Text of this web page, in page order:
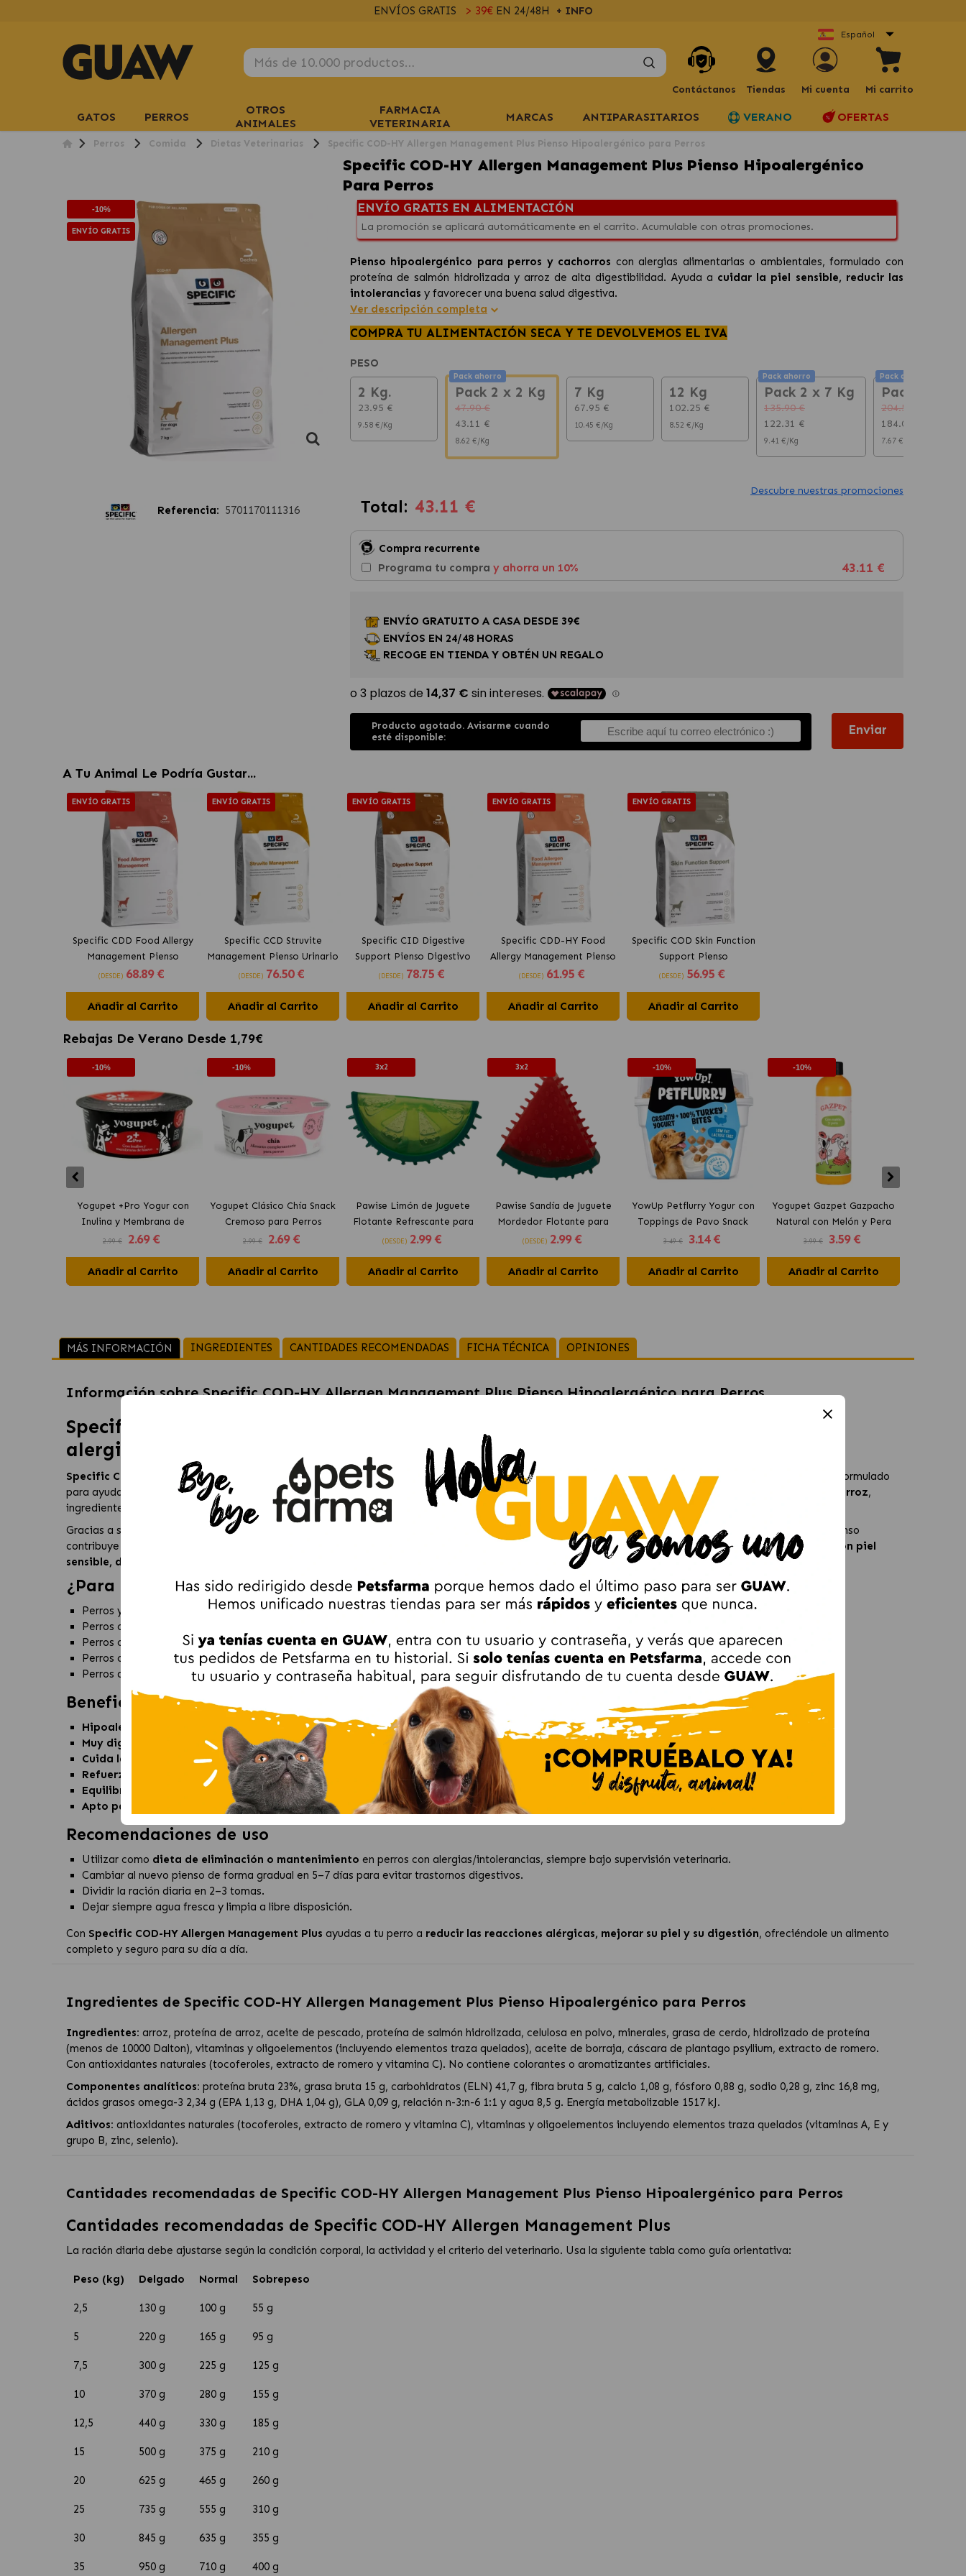
ENVÍOS GRATIS > 39€EN 24/48H + INFO
Español
Contáctanos Tiendas Mi cuenta Mi carrito
GATOS PERROS
OTROS
ANIMALES
FARMACIA
VETERINARIA
MARCAS ANTIPARASITARIOS VERANO OFERTAS
Perros Comida Dietas Veterinarias Specific COD-HY Allergen Management Plus Pienso Hipoalergénico para Perros
Specific COD-HY Allergen Management Plus Pienso Hipoalergénico
Para Perros
-10%
ENVÍO GRATIS
Referencia: 5701170111316
ENVÍO GRATIS EN ALIMENTACIÓN
La promoción se aplicará automáticamente en el carrito. Acumulable con otras promociones.
Pienso hipoalergénico para perros y cachorros con alergias alimentarias o ambientales, formulado con
proteína de salmón hidrolizada y arroz de alta digestibilidad. Ayuda a cuidar la piel sensible, reducir las
intolerancias y favorecer una buena salud digestiva.
Ver descripción completa
COMPRA TU ALIMENTACIÓN SECA Y TE DEVOLVEMOS EL IVA
PESO
2 Kg.
23.95 €
9.58 €/Kg
Pack ahorro
Pack 2 x 2 Kg
47.90 €
43.11 €
8.62 €/Kg
7 Kg
67.95 €
10.45 €/Kg
12 Kg
102.25 €
8.52 €/Kg
Pack ahorro
Pack 2 x 7 Kg
135.90 €
122.31 €
9.41 €/Kg
Pack ahorro
Pack 2 x 12
204.50 €
184.05 €
7.67 €/Kg
Descubre nuestras promociones
Total: 43.11 €
Compra recurrente
Programa tu compra y ahorra un 10% 43.11 €
ENVÍO GRATUITO A CASA DESDE 39€
ENVÍOS EN 24/48 HORAS
RECOGE EN TIENDA Y OBTÉN UN REGALO
Producto agotado. Avisarme cuando
esté disponible:
Enviar
A Tu Animal Le Podría Gustar...
ENVÍO GRATIS
Specific CDD Food Allergy
Management Pienso
Hipoalergénico para Perros
(DESDE) 68.89 €
Añadir al Carrito
ENVÍO GRATIS
Specific CCD Struvite
Management Pienso Urinario
para Perros
(DESDE) 76.50 €
Añadir al Carrito
ENVÍO GRATIS
Specific CID Digestive
Support Pienso Digestivo
para Perros
(DESDE) 78.75 €
Añadir al Carrito
ENVÍO GRATIS
Specific CDD-HY Food
Allergy Management Pienso
Hipoalergénico para Perros
(DESDE) 61.95 €
Añadir al Carrito
ENVÍO GRATIS
Specific COD Skin Function
Support Pienso
Dermatólogico para Perros
(DESDE) 56.95 €
Añadir al Carrito
Rebajas De Verano Desde 1,79€
-10%
Yogupet +Pro Yogur con
Inulina y Membrana de
Huevo para Perros y Gatos
2.99 € 2.69 €
Añadir al Carrito
-10%
Yogupet Clásico Chía Snack
Cremoso para Perros
2.99 € 2.69 €
Añadir al Carrito
3x2
Pawise Limón de Juguete
Flotante Refrescante para
Perros 12 cm
(DESDE) 2.99 €
Añadir al Carrito
3x2
Pawise Sandía de Juguete
Mordedor Flotante para
Perros 10 cm
(DESDE) 2.99 €
Añadir al Carrito
-10%
YowUp Petflurry Yogur con
Toppings de Pavo Snack
para Perros
3.49 € 3.14 €
Añadir al Carrito
-10%
Yogupet Gazpet Gazpacho
Natural con Melón y Pera
para Perros y Gatos
3.99 € 3.59 €
Añadir al Carrito
MÁS INFORMACIÓN INGREDIENTES CANTIDADES RECOMENDADAS FICHA TÉCNICA OPINIONES
Información sobreSpecific COD-HY Allergen Management Plus Pienso Hipoalergénico para Perros
Specific COD-HY Allergen Management Plus: pienso hipoalergénico para perros con
alergias e intolerancias
Specific COD-HY Allergen Management Pluses unpienso hipoalergénico para perros adultos, senior y cachorros
de cualquier raza, especialmente formulado
para ayudar en casos dealergias alimentarias, intolerancias y sensibilidades ambientales . Su receta se basa enproteína de salmón hidrolizada y arroz,
ingredientes altamente digestibles y de baja alergenicidad que ayudan a reducir el riesgo de reacciones adversas al alimento.
Gracias a su contenido elevado en
ácidos grasos poliinsaturados (EPA, DHA y GLA) , así como en vitaminas A, E y del grupo B, zinc y selenio
, este pienso
contribuye a reforzar la barrera cutánea, mejorar la calidad del pelaje y favorecer una respuesta inmunitaria equilibrada. Es una opción ideal paraperros con piel
sensible, dermatitis asociadas a alergias o diarrea del intestino delgado
¿Para qué perros está indicado Specific Allergen Management Plus COD-HY?
Perros y cachorros con alergias o intolerancias alimentarias.
Perros con
Perros con
problemas digestivoscomo diarrea en el intestino delgado.
Perros con
piel delicada, enrojecida o con picores recurrentes.
Perros que necesitan refuerzo del sistema inmuney soporte de la piel y el pelo.
Beneficios de Specific Allergen Management Plus COD-HY
Hipoalergénico:
con proteína de salmón hidrolizada y arroz para minimizar las reacciones adversas al alimento.
Muy digestible:
formulado para favorecer una óptima absorción de nutrientes en perros con intestino delicado.
Cuida la piel y el pelo:EPA, DHA, GLA, zinc, selenio y vitaminas A, E y B para una piel sana y un pelaje brillante.
Refuerza el sistema inmunitario:perfil nutricional orientado al soporte de las defensas naturales.
Equilibrio inflamatorio: los ácidos grasos omega-3 ayudan a modular la respuesta inflamatoria en procesos alérgicos.
Apto para todas las edades:indicado paraperros adultos, senior y cachorrosbajo recomendación veterinaria.
Recomendaciones de uso
Utilizar como dieta de eliminación o mantenimiento en perros con alergias/intolerancias, siempre bajo supervisión veterinaria.
Cambiar al nuevo pienso de forma gradual en 5–7 días para evitar trastornos digestivos.
Dividir la ración diaria en 2–3 tomas.
Dejar siempre agua fresca y limpia a libre disposición.
Con Specific COD-HY Allergen Management Plus ayudas a tu perro a reducir las reacciones alérgicas, mejorar su piel y su digestión, ofreciéndole un alimento
completo y seguro para su día a día.
Ingredientes de Specific COD-HY Allergen Management Plus Pienso Hipoalergénico para Perros
Ingredientes: arroz, proteína de arroz, aceite de pescado, proteína de salmón hidrolizada, celulosa en polvo, minerales, grasa de cerdo, hidrolizado de proteína
(menos de 10000 Dalton), vitaminas y oligoelementos (incluyendo elementos traza quelados), aceite de borraja, cáscara de plantago psyllium, extracto de romero.
Con antioxidantes naturales (tocoferoles, extracto de romero y vitamina C). No contiene colorantes o aromatizantes artificiales.
Componentes analíticos: proteína bruta 23%, grasa bruta 15 g, carbohidratos (ELN) 41,7 g, fibra bruta 5 g, calcio 1,08 g, fósforo 0,88 g, sodio 0,28 g, zinc 16,8 mg,
ácidos grasos omega-3 2,34 g (EPA 1,13 g, DHA 1,04 g), GLA 0,09 g, relación n-3:n-6 1:1 y agua 8,5 g. Energía metabolizable 1517 kJ.
Aditivos: antioxidantes naturales (tocoferoles, extracto de romero y vitamina C), vitaminas y oligoelementos incluyendo elementos traza quelados (vitaminas A, E y
grupo B, zinc, selenio).
Cantidades recomendadas de Specific COD-HY Allergen Management Plus Pienso Hipoalergénico para Perros
Cantidades recomendadas de Specific COD-HY Allergen Management Plus
La ración diaria debe ajustarse según la condición corporal, la actividad y el criterio del veterinario. Usa la siguiente tabla como guía orientativa:
Peso (kg) Delgado Normal Sobrepeso
2,5 130 g 100 g 55 g
5 220 g 165 g 95 g
7,5 300 g 225 g 125 g
10 370 g 280 g 155 g
12,5 440 g 330 g 185 g
15 500 g 375 g 210 g
20 625 g 465 g 260 g
25 735 g 555 g 310 g
30 845 g 635 g 355 g
35 950 g 710 g 400 g